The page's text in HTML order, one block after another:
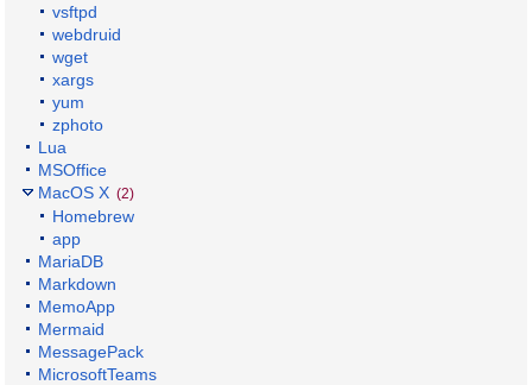
vsftpd
webdruid
wget
xargs
yum
zphoto
Lua
MSOffice
MacOS X (2)
Homebrew
app
MariaDB
Markdown
MemoApp
Mermaid
MessagePack
MicrosoftTeams